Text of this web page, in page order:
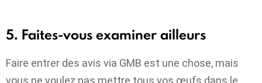
5. Faites-vous examiner ailleurs
Faire entrer des avis via GMB est une chose, mais
vous ne voulez pas mettre tous vos œufs dans le